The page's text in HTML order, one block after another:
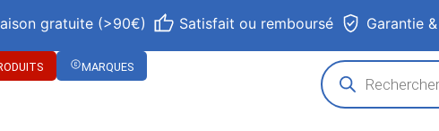
gratuite (>90€) Satisfait ou remboursé Garantie
MARQUES